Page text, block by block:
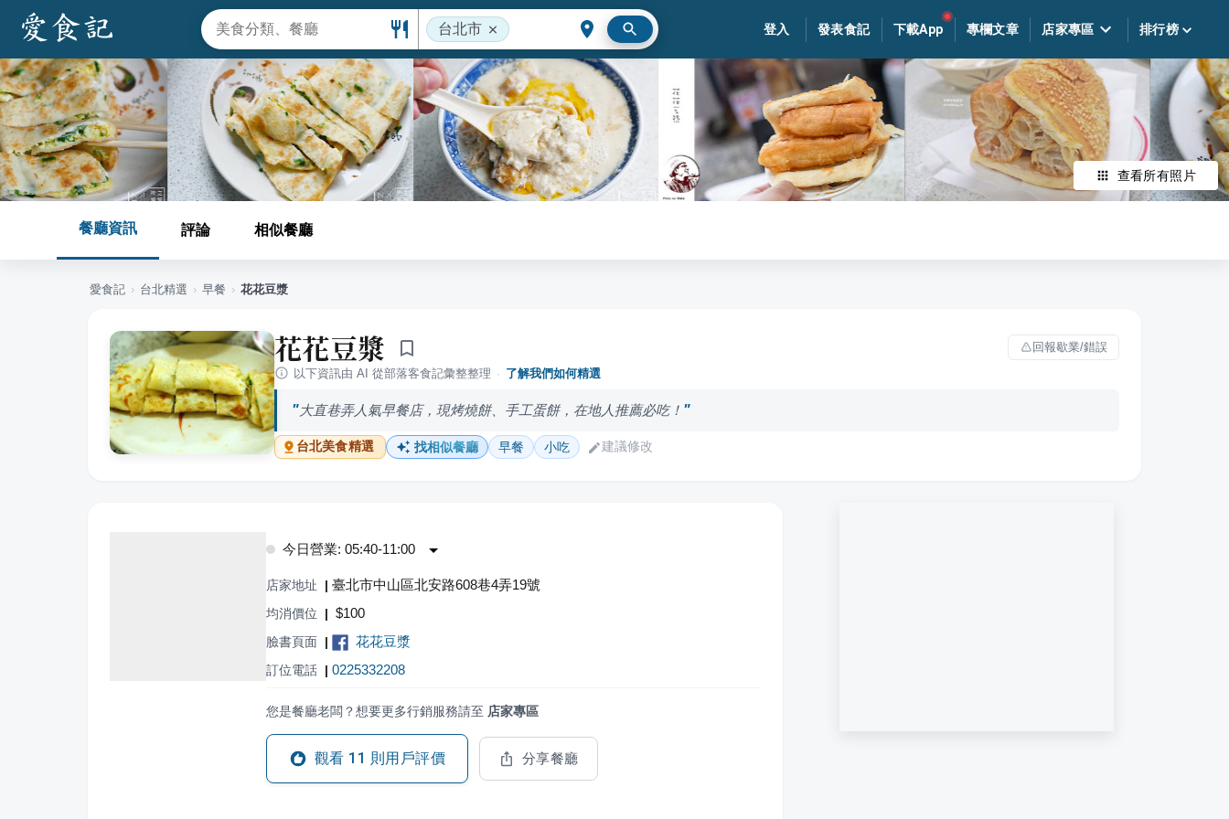
台北市 登入 發表食記 下載App 專欄文章 店家專區 排行榜
查看所有照片
餐廳資訊 評論 相似餐廳
愛食記 › 台北精選 › 早餐 › 花花豆漿
花花豆漿
回報歇業/錯誤
以下資訊由 AI 從部落客食記彙整整理 · 了解我們如何精選
大直巷弄人氣早餐店，現烤燒餅、手工蛋餅，在地人推薦必吃！
台北美食精選 找相似餐廳 早餐 小吃 建議修改
今日營業: 05:40-11:00
店家地址 | 臺北市中山區北安路608巷4弄19號
均消價位 | $100
臉書頁面 | 花花豆漿
訂位電話 | 0225332208
您是餐廳老闆？想要更多行銷服務請至 店家專區
觀看 11 則用戶評價 分享餐廳